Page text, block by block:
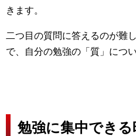
きます。
二つ目の質問に答えるのが難
で、自分の勉強の「質」につ
勉強に集中できる